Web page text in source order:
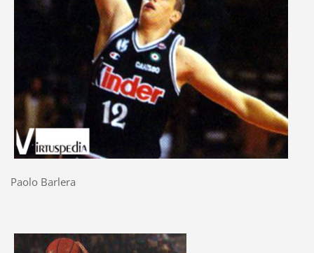
Paolo Barlera